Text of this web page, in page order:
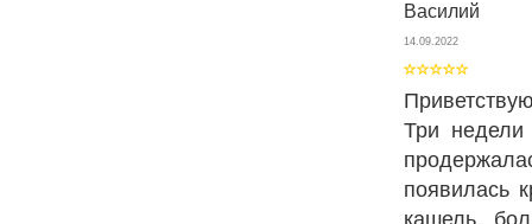
Василий
14.09.2022
Три недели
появилась
кашель,